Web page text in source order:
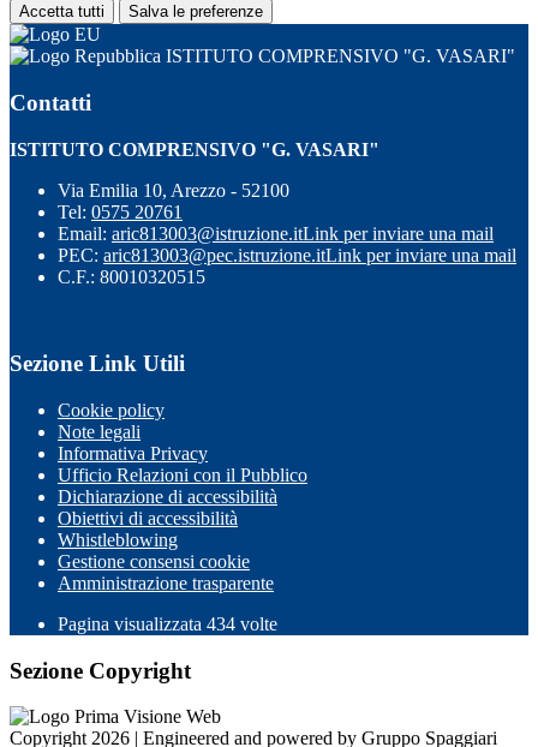
Accetta tutti Salva le preferenze
ISTITUTO COMPRENSIVO "G. VASARI"
Contatti
ISTITUTO COMPRENSIVO "G. VASARI"
Via Emilia 10, Arezzo - 52100
Tel: 0575 20761
Email: aric813003@istruzione.itLink per inviare una mail
PEC: aric813003@pec.istruzione.itLink per inviare una mail
C.F.: 80010320515
Sezione Link Utili
Cookie policy
Note legali
Informativa Privacy
Ufficio Relazioni con il Pubblico
Dichiarazione di accessibilità
Obiettivi di accessibilità
Whistleblowing
Gestione consensi cookie
Amministrazione trasparente
Pagina visualizzata 434 volte
Sezione Copyright
Copyright 2026 | Engineered and powered by Gruppo Spaggiari